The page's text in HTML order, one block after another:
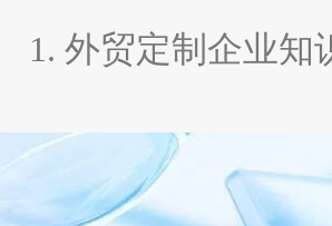
1. 外贸定制企业